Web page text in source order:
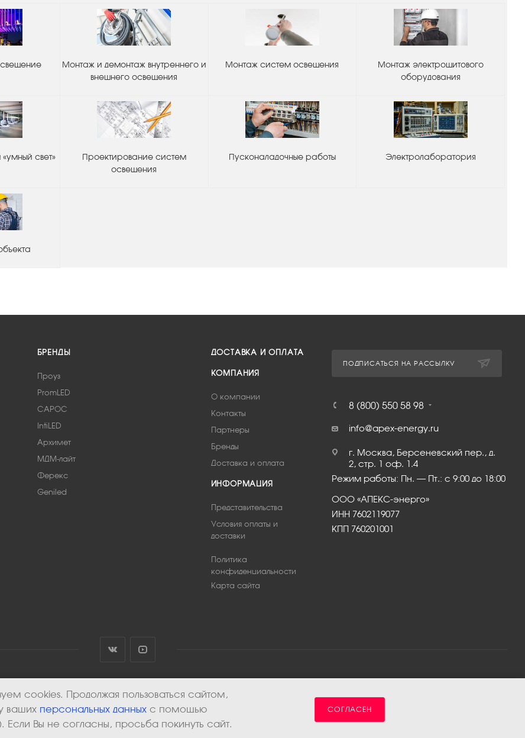
Монтаж и демонтаж внутреннего и
внешнего освещения
Монтаж систем освещения
Монтаж электрощитового
оборудования
свет»
Проектирование систем
освещения
Пусконаладочные работы Электролаборатория
БРЕНДЫ
Проуз
PromLED
САРОС
IntiLED
Архимет
МДМ-лайт
Ферекс
Geniled
ДОСТАВКА И ОПЛАТА
КОМПАНИЯ
О компании
Контакты
Партнеры
Бренды
Доставка и оплата
ИНФОРМАЦИЯ
Представительства
Условия оплаты и
доставки
Политика
конфиденциальности
Карта сайта
ПОДПИСАТЬСЯ НА РАССЫЛКУ
8 (800) 550 58 98
info@apex-energy.ru
г. Москва, Берсеневский пер., д.
2, стр. 1 оф. 1.4
Режим работы: Пн. – Пт.: с 9:00 до 18:00
ООО «АПЕКС-энерго»
ИНН 7602119077
КПП 760201001
cookies. Продолжая пользоваться сайтом,
ваших персональных данных с помощью
Вы не согласны, просьба покинуть сайт.
СОГЛАСЕН